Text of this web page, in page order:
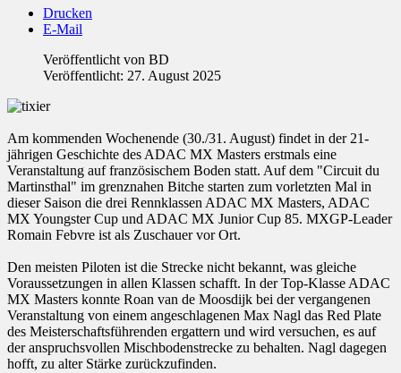
Drucken
E-Mail
Veröffentlicht von BD
Veröffentlicht: 27. August 2025
Am kommenden Wochenende (30./31. August) findet in der 21-
jährigen Geschichte des ADAC MX Masters erstmals eine
Veranstaltung auf französischem Boden statt. Auf dem "Circuit du
Martinsthal" im grenznahen Bitche starten zum vorletzten Mal in
dieser Saison die drei Rennklassen ADAC MX Masters, ADAC
MX Youngster Cup und ADAC MX Junior Cup 85. MXGP-Leader
Romain Febvre ist als Zuschauer vor Ort.
Den meisten Piloten ist die Strecke nicht bekannt, was gleiche
Voraussetzungen in allen Klassen schafft. In der Top-Klasse ADAC
MX Masters konnte Roan van de Moosdijk bei der vergangenen
Veranstaltung von einem angeschlagenen Max Nagl das Red Plate
des Meisterschaftsführenden ergattern und wird versuchen, es auf
der anspruchsvollen Mischbodenstrecke zu behalten. Nagl dagegen
hofft, zu alter Stärke zurückzufinden.